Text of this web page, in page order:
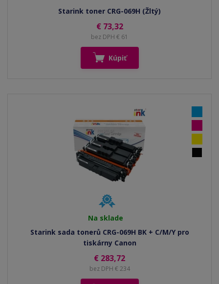
Starink toner CRG-069H (Žltý)
€ 73,32
bez DPH € 61
Kúpiť
Na sklade
Starink sada tonerů CRG-069H BK + C/M/Y pro
tiskárny Canon
€ 283,72
bez DPH € 234